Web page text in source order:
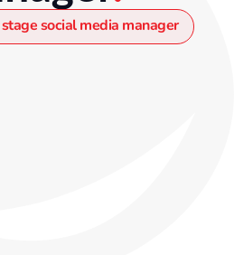
social media manager